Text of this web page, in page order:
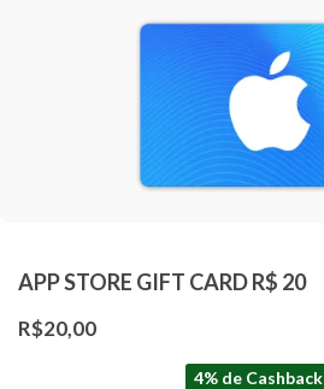
APP STORE GIFT CARD R$ 20
R$20,00
4% de Cashback